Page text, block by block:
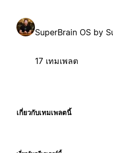
SuperBrain OS by
17 เทมเพลต
เกี่ยวกับเทมเพลตนี้